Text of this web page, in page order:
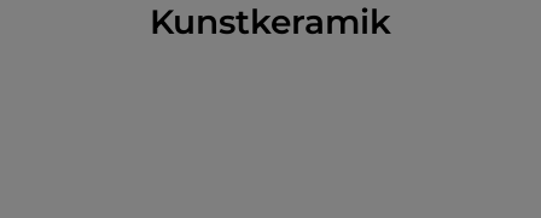
Kunstkeramik